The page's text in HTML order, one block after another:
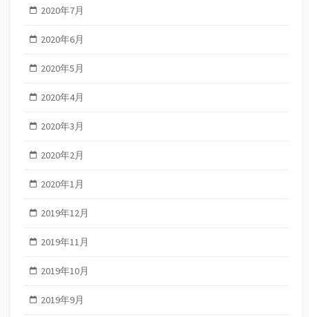
2020年7月
2020年6月
2020年5月
2020年4月
2020年3月
2020年2月
2020年1月
2019年12月
2019年11月
2019年10月
2019年9月